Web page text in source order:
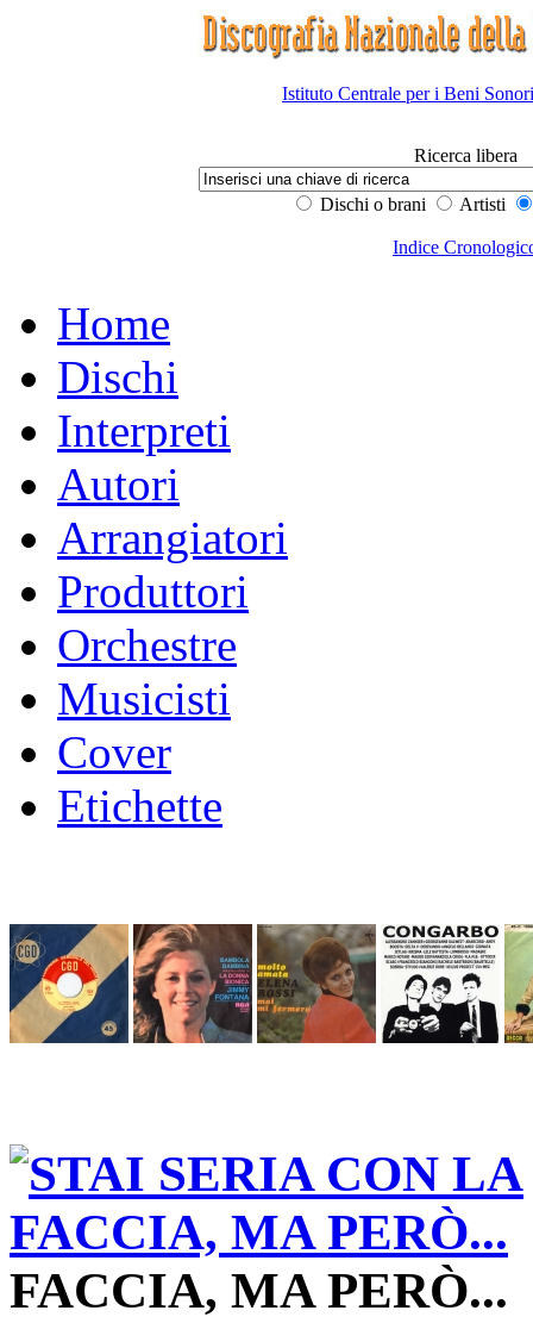
Istituto Centrale per i Beni
Ricerca libera
Dischi o brani Artisti
Indice
Home
Dischi
Interpreti
Autori
Arrangiatori
Produttori
Orchestre
Musicisti
Cover
Etichette
FACCIA, MA PERÒ...